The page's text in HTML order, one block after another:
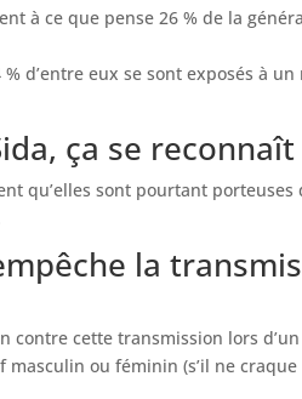
à ce que pense 26 % de la
d’entre eux se sont exposés à
ça se reconnaît
qu’elles sont pourtant porteuses
la
contre cette transmission lors
ou féminin (s’il ne craque